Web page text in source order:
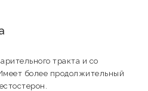
тракта и со
более продолжительный